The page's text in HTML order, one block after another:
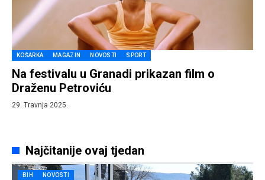
KOŠARKA MAGAZIN NOVOSTI SPORT
Na festivalu u Granadi prikazan film o
Draženu Petroviću
29. Travnja 2025.
Najčitanije ovaj tjedan
BIH NOVOSTI